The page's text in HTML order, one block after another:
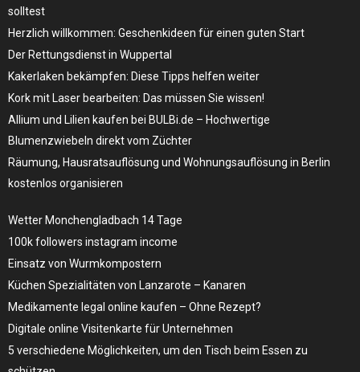
solltest
Herzlich willkommen: Geschenkideen für einen guten Start
Der Rettungsdienst in Wuppertal
Kakerlaken bekämpfen: Diese Tipps helfen weiter
Kork mit Laser bearbeiten: Das müssen Sie wissen!
Allium und Lilien kaufen bei BULBi.de – Hochwertige
Blumenzwiebeln direkt vom Züchter
Räumung, Hausratsauflösung und Wohnungsauflösung in Berlin
kostenlos organisieren
Wetter Monchengladbach 14 Tage
100k followers instagram income
Einsatz von Wurmkompostern
Küchen Spezialitäten von Lanzarote – Kanaren
Medikamente legal online kaufen – Ohne Rezept?
Digitale online Visitenkarte für Unternehmen
5 verschiedene Möglichkeiten, um den Tisch beim Essen zu